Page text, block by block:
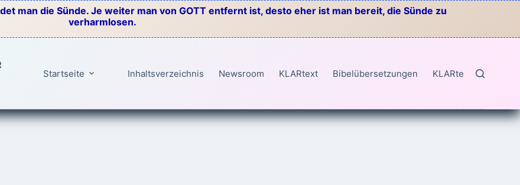
man die Sünde. Je weiter man von GOTT entfernt ist, desto eher ist man bereit, die Sünde zu
verharmlosen.
Startseite Inhaltsverzeichnis Newsroom KLARtext Bibelübersetzungen KLARtext